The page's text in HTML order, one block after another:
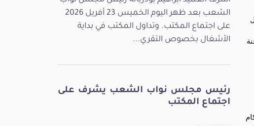
الشعب بعد ظهر اليوم الخميس 23 أفريل 2026
على اجتماع المكتب. وتداول المكتب في بداية
الأشغال بخصوص التقري...
رئيس مجلس نواب الشعب يشرف على
اجتماع المكتب